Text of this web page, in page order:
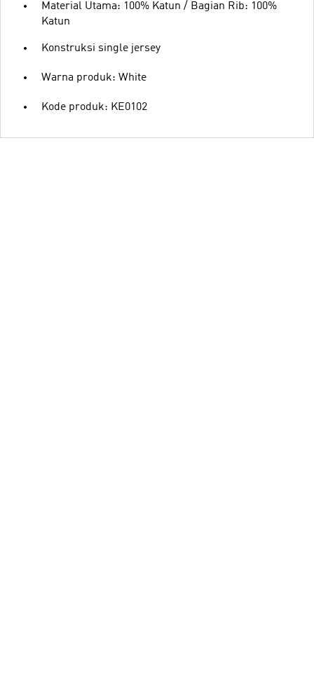
Material Utama: 100% Katun / Bagian Rib: 100%
Katun
Konstruksi single jersey
Warna produk: White
Kode produk: KE0102